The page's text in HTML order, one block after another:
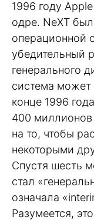
1996 году
одре. NeXT
операционной
убедительный
генерального
система может
конце 1996
400 миллионов
на то, чтобы
некоторыми
Спустя шесть
стал
означала
Разумеется,